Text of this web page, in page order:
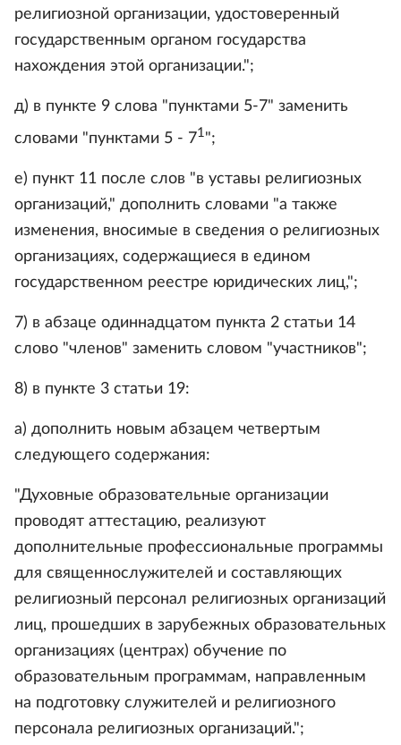
религиозной организации, удостоверенный
государственным органом государства
нахождения этой организации.";
д) в пункте 9 слова "пунктами 5-7" заменить
словами "пунктами 5 - 71";
е) пункт 11 после слов "в уставы религиозных
организаций," дополнить словами "а также
изменения, вносимые в сведения о религиозных
организациях, содержащиеся в едином
государственном реестре юридических лиц,";
7) в абзаце одиннадцатом пункта 2 статьи 14
слово "членов" заменить словом "участников";
8) в пункте 3 статьи 19:
а) дополнить новым абзацем четвертым
следующего содержания:
"Духовные образовательные организации
проводят аттестацию, реализуют
дополнительные профессиональные программы
для священнослужителей и составляющих
религиозный персонал религиозных организаций
лиц, прошедших в зарубежных образовательных
организациях (центрах) обучение по
образовательным программам, направленным
на подготовку служителей и религиозного
персонала религиозных организаций.";